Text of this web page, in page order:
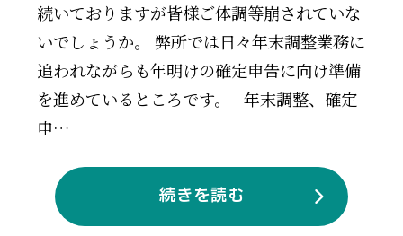
続いておりますが皆様ご体調等崩されていな
いでしょうか。 弊所では日々年末調整業務に
追われながらも年明けの確定申告に向け準備
を進めているところです。 年末調整、確定
申…
続きを読む